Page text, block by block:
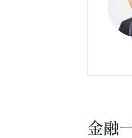
金融